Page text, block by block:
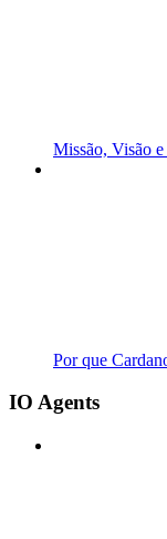
Missão, Visão
Por que
IO Agents